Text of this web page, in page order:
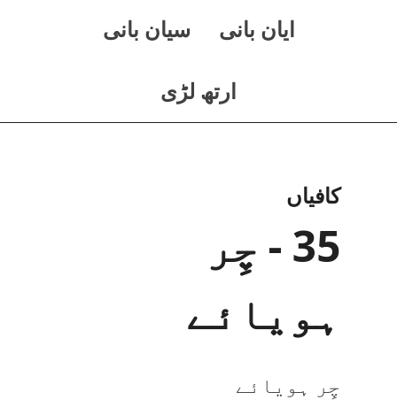
ايان بانی سيان بانی
ارتھ لڑی
کافیاں
35 - چِر
ہویائے
چِر ہویائے